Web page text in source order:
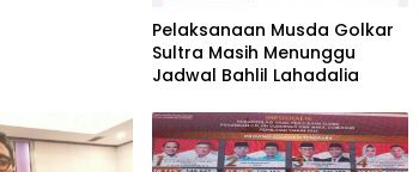
Pelaksanaan Musda Golkar
Sultra Masih Menunggu
Jadwal Bahlil Lahadalia